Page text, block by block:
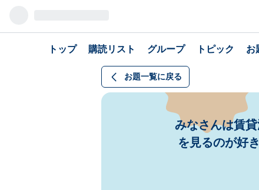
トップ 購読リスト グループ トピック お
お題一覧に戻る
みなさんは賃
を見るのが好